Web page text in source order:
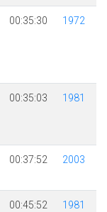
00:35:30 1972
00:35:03 1981
00:37:52 2003
00:45:52 1981